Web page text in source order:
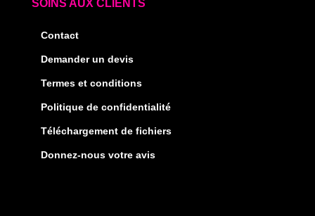
SOINS AUX CLIENTS
Contact
Demander un devis
Termes et conditions
Politique de confidentialité
Téléchargement de fichiers
Donnez-nous votre avis